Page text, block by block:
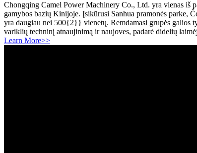
Chongqing Camel Power Machinery Co., Ltd. yra vienas iš
gamybos bazių Kinijoje. Įsikūrusi Sanhua pramonės parke,
yra daugiau nei 500{2}} vienetų. Remdamasi grupės galios
variklių techninį atnaujinimą ir naujoves, padarė didelių
Learn More>>